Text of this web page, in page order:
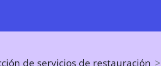
de servicios de restauración